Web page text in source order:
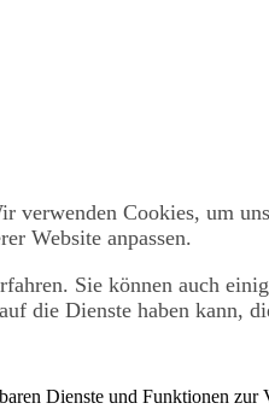
Cookies, um
Website anpassen.
Sie können auch
die Dienste haben kann,
Dienste und Funktionen zur